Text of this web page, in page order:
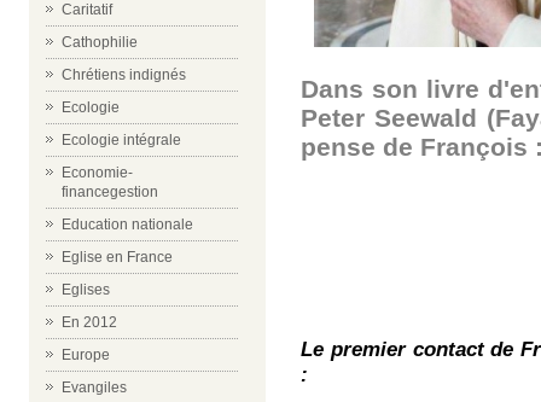
Caritatif
Cathophilie
Chrétiens indignés
Ecologie
Ecologie intégrale
Economie-
financegestion
Education nationale
Eglise en France
Eglises
En 2012
Europe
Evangiles
Dans son livre
Peter Seewald
pense de François
Le premier contact de
: